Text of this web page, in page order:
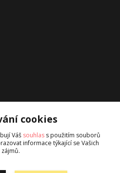
cookies
Váš souhlas s použitím souborů
informace týkající se Vašich
zájmů.